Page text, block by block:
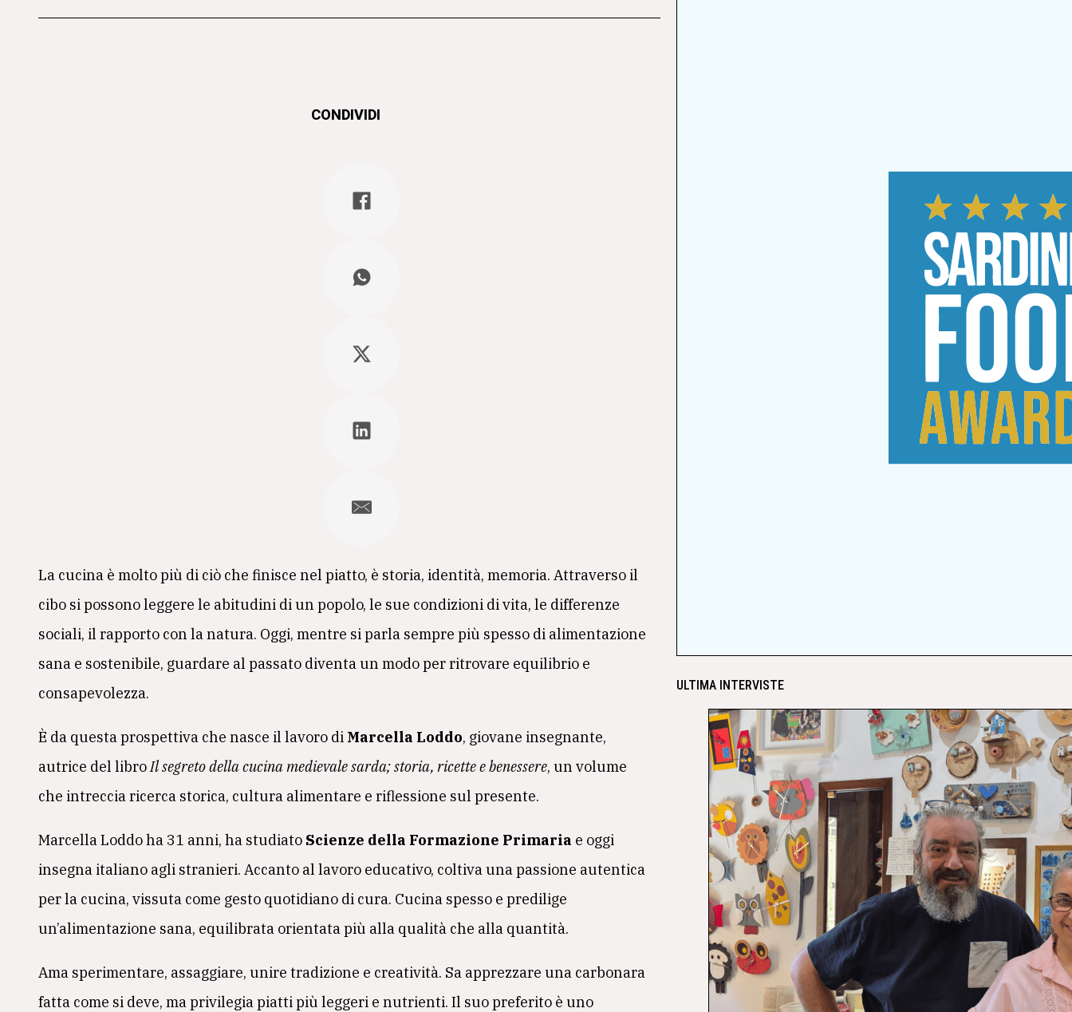
CONDIVIDI
La cucina è molto più di ciò che finisce nel piatto, è storia, identità, memoria. Attraverso il
cibo si possono leggere le abitudini di un popolo, le sue condizioni di vita, le differenze
sociali, il rapporto con la natura. Oggi, mentre si parla sempre più spesso di alimentazione
sana e sostenibile, guardare al passato diventa un modo per ritrovare equilibrio e
consapevolezza.
È da questa prospettiva che nasce il lavoro di Marcella Loddo, giovane insegnante,
autrice del libroIl segreto della cucina medievale sarda; storia, ricette e benessere, un volume
che intreccia ricerca storica, cultura alimentare e riflessione sul presente.
Marcella Loddo ha 31 anni, ha studiato Scienze della Formazione Primaria e oggi
insegna italiano agli stranieri. Accanto al lavoro educativo, coltiva una passione autentica
per la cucina, vissuta come gesto quotidiano di cura. Cucina spesso e predilige
un’alimentazione sana, equilibrata orientata più alla qualità che alla quantità.
Ama sperimentare, assaggiare, unire tradizione e creatività. Sa apprezzare una carbonara
fatta come si deve, ma privilegia piatti più leggeri e nutrienti. Il suo preferito è uno
ULTIMA INTERVISTE